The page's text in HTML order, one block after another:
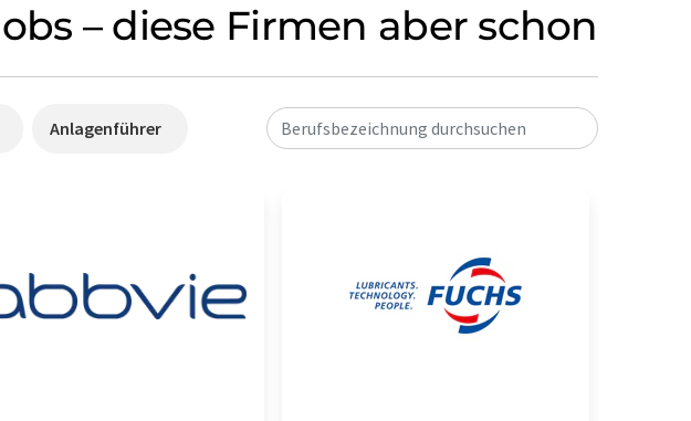
– diese Firmen aber schon
Anlagenführer Berufsbezeichnung durchsuchen